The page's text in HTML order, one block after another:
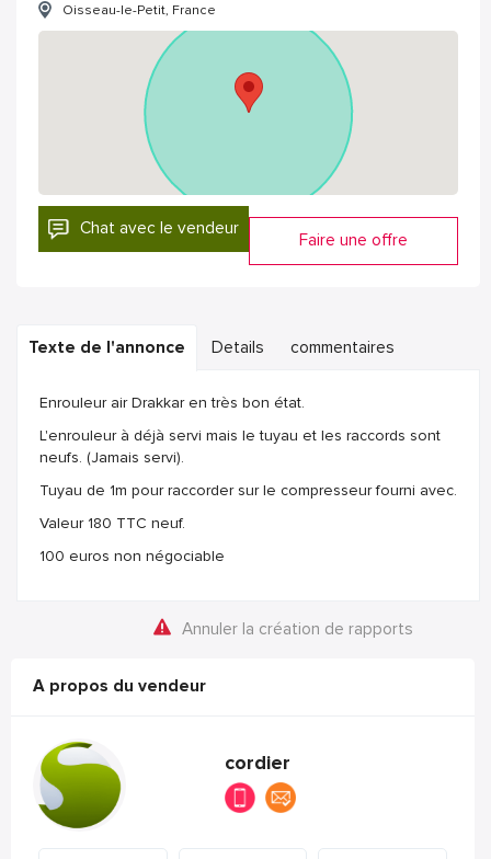
Oisseau-le-Petit, France
Chat avec le vendeur
Faire une offre
Texte de l'annonce Details commentaires
Enrouleur air Drakkar en très bon état.
L'enrouleur à déjà servi mais le tuyau et les raccords sont
neufs. (Jamais servi).
Tuyau de 1m pour raccorder sur le compresseur fourni avec.
Valeur 180 TTC neuf.
100 euros non négociable
Annuler la création de rapports
A propos du vendeur
cordier